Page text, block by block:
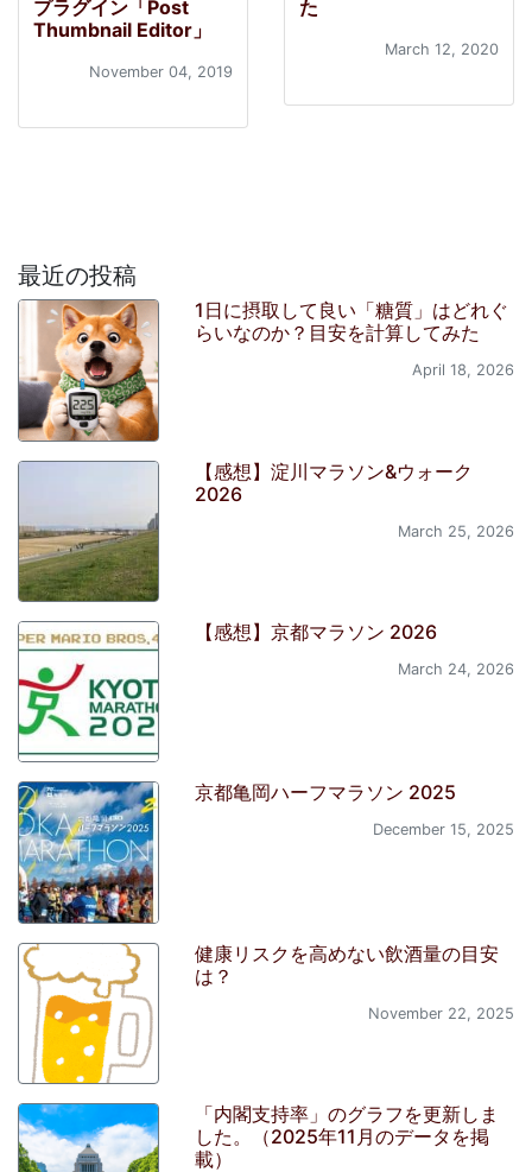
プラグイン「Post
Thumbnail Editor」
November 04, 2019
た
March 12, 2020
最近の投稿
1日に摂取して良い「糖質」はどれぐ
らいなのか？目安を計算してみた
April 18, 2026
【感想】淀川マラソン&ウォーク
2026
March 25, 2026
【感想】京都マラソン 2026
March 24, 2026
京都亀岡ハーフマラソン 2025
December 15, 2025
健康リスクを高めない飲酒量の目安
は？
November 22, 2025
「内閣支持率」のグラフを更新しま
した。（2025年11月のデータを掲
載）